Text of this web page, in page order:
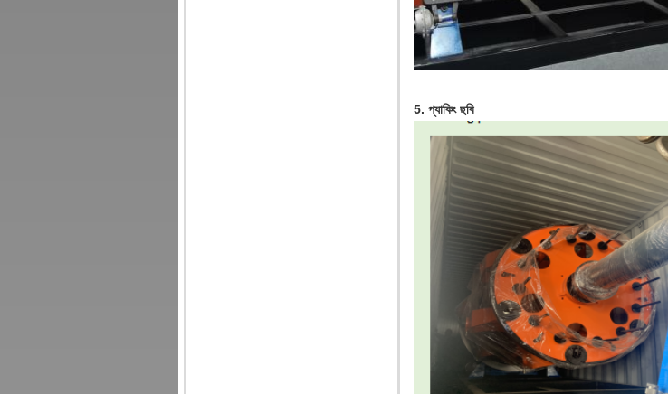
5. প্যাকিং ছবি